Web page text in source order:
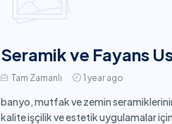
Seramik ve Fayans
Tam Zamanlı 1 year ago
banyo, mutfak ve zemin
kalite işçilik ve estetik uygulamalar